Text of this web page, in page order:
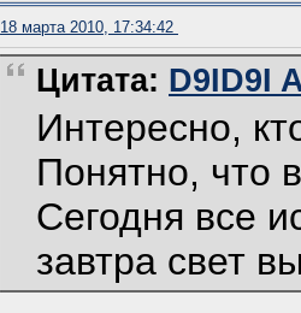
18 марта 2010, 17:34:42
Цитата: D9ID9I
Интересно,
Понятно, что
Сегодня все
завтра свет